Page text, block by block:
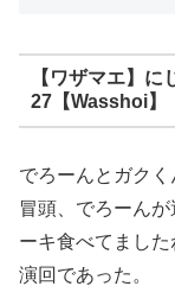
【ワザマエ】
27【Wasshoi】
でろーんとガクく
冒頭、でろーん
ーキ食べてまし
演回であった。